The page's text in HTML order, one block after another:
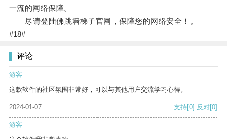
一流的网络保障。
尽请登陆佛跳墙梯子官网，保障您的网络安全！。
#18#
评论
游客
这款软件的社区氛围非常好，可以与其他用户交流学习心得。
2024-01-07 支持[0] 反对[0]
游客